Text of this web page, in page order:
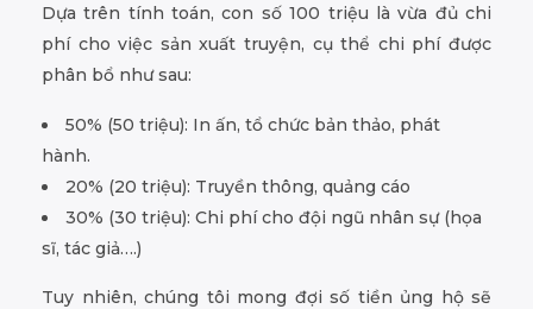
Dựa trên tính toán, con số 100 triệu là vừa đủ chi
phí cho việc sản xuất truyện, cụ thể chi phí được
phân bổ như sau:
50% (50 triệu): In ấn, tổ chức bản thảo, phát
hành.
20% (20 triệu): Truyền thông, quảng cáo
30% (30 triệu): Chi phí cho đội ngũ nhân sự (họa
sĩ, tác giả….)
Tuy nhiên, chúng tôi mong đợi số tiền ủng hộ sẽ